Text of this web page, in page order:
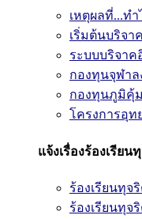
เหตุผลที่...ท
เริ่มต้นบริจาค
ระบบบริจาค
กองทุนจุฬา
กองทุนภูมิคุ้
โครงการอุท
แจ้งเรื่องร้องเรียน
ร้องเรียนทุจ
ร้องเรียนทุจ